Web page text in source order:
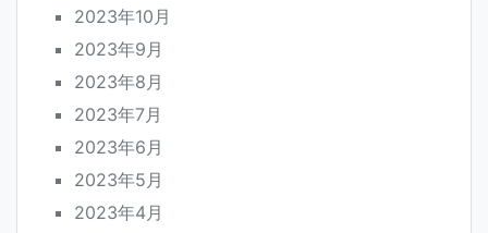
2023年10月
2023年9月
2023年8月
2023年7月
2023年6月
2023年5月
2023年4月